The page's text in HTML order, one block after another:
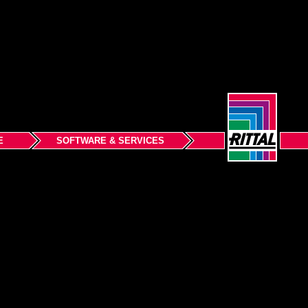
SOFTWARE & SERVICES